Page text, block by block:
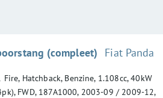
(compleet) :Fiat Panda
Fire, Hatchback, Benzine, 1.108cc, 40kW
FWD, 187A1000, 2003-09 / 2009-12,